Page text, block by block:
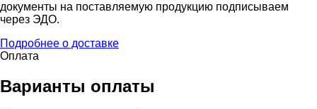
документы на поставляемую продукцию подписываем
через ЭДО.
Подробнее о доставке
Оплата
Варианты оплаты